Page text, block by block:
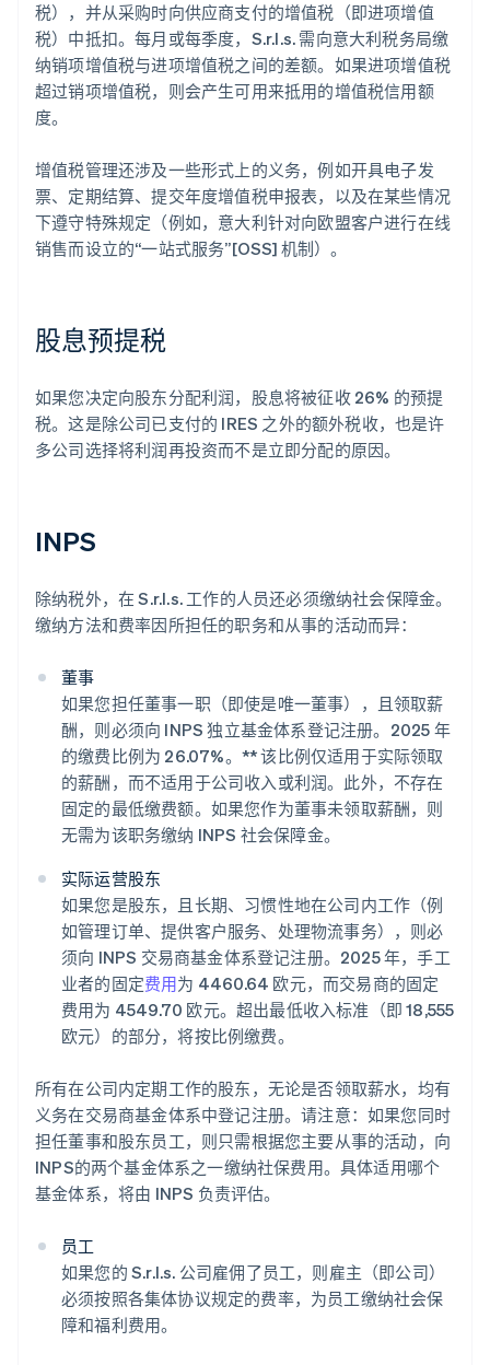
税），并从采购时向供应商支付的增值税（即进项增值
税）中抵扣。每月或每季度，S.r.l.s. 需向意大利税务局缴
纳销项增值税与进项增值税之间的差额。如果进项增值税
超过销项增值税，则会产生可用来抵用的增值税信用额
度。
增值税管理还涉及一些形式上的义务，例如开具电子发
票、定期结算、提交年度增值税申报表，以及在某些情况
下遵守特殊规定（例如，意大利针对向欧盟客户进行在线
销售而设立的“一站式服务”[OSS] 机制）。
股息预提税
如果您决定向股东分配利润，股息将被征收 26% 的预提
税。这是除公司已支付的 IRES 之外的额外税收，也是许
多公司选择将利润再投资而不是立即分配的原因。
INPS
除纳税外，在 S.r.l.s. 工作的人员还必须缴纳社会保障金。
缴纳方法和费率因所担任的职务和从事的活动而异：
董事
如果您担任董事一职（即使是唯一董事），且领取薪
酬，则必须向 INPS 独立基金体系登记注册。2025 年
的缴费比例为 26.07%。** 该比例仅适用于实际领取
的薪酬，而不适用于公司收入或利润。此外，不存在
固定的最低缴费额。如果您作为董事未领取薪酬，则
无需为该职务缴纳 INPS 社会保障金。
实际运营股东
如果您是股东，且长期、习惯性地在公司内工作（例
如管理订单、提供客户服务、处理物流事务），则必
须向 INPS 交易商基金体系登记注册。2025 年，手工
业者的固定费用为 4460.64 欧元，而交易商的固定
费用为 4549.70 欧元。超出最低收入标准（即 18,555
欧元）的部分，将按比例缴费。
所有在公司内定期工作的股东，无论是否领取薪水，均有
义务在交易商基金体系中登记注册。请注意：如果您同时
担任董事和股东员工，则只需根据您主要从事的活动，向
INPS的两个基金体系之一缴纳社保费用。具体适用哪个
基金体系，将由 INPS 负责评估。
员工
如果您的 S.r.l.s. 公司雇佣了员工，则雇主（即公司）
必须按照各集体协议规定的费率，为员工缴纳社会保
障和福利费用。